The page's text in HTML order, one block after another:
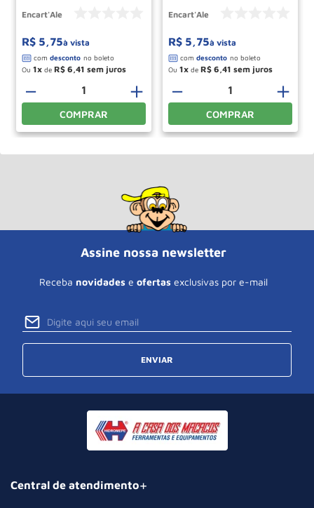
Encart'Ale
R$ 5,75à vista
Ou 1 de R$ 6 41
＋
－
COMPRAR
AUTORIZADOS Ref PS183
ENCARTALE
Encart'Ale
R$ 5,75à vista
Ou 1 de R$ 6 41
＋
－
COMPRAR
Assine nossa newsletter
Receba novidades e ofertas exclusivas por e-mail
ENVIAR
Central de atendimento